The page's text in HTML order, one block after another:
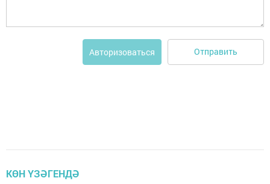
Авторизоваться Отправить
КӨН ҮЗӘГЕНДӘ